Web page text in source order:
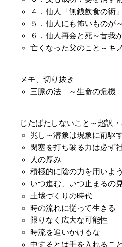
４．仙人「無銭飲食の術
５．仙人にも怖いものが
６．仙人再会と死～昔我
亡くなった父のこと～キ
メモ、切り抜き
三脈の法 ～生命の危機
じたばたしないこと～超訳
兆し～潜象は現象に前駆
閉塞を打ち破る力は必ず
人の厚み
積極的に陰の力を用いよう
いつ進む、いつ止まるの
土壌づくりの時代
時の流れに従って生きる
限りなく広大な可能性
時流を追いかけるな
中するとは手を入れるこ